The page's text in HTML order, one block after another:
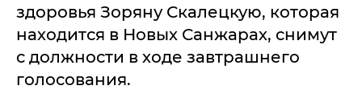
здоровья Зоряну Скалецкую, которая
находится в Новых Санжарах, снимут
с должности в ходе завтрашнего
голосования.